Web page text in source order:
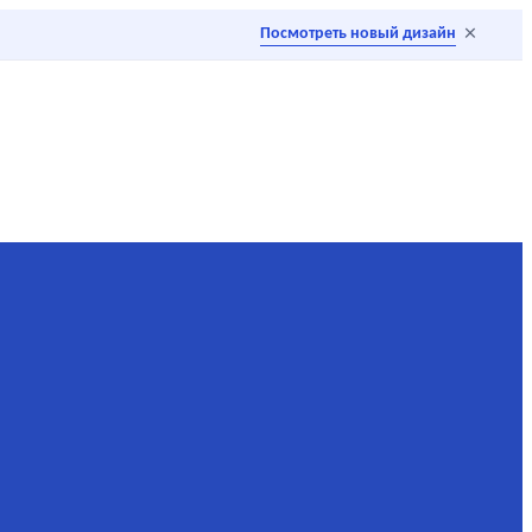
Посмотреть новый дизайн ×